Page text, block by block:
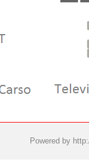
Powered by